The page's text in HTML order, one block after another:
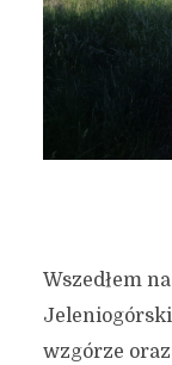
Wszedłem
wzgórze